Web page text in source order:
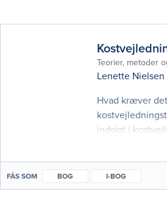
Teorier, metoder
Lenette Nielsen
Hvad kræver
indsigt i
FÅS SOM BOG I-BOG